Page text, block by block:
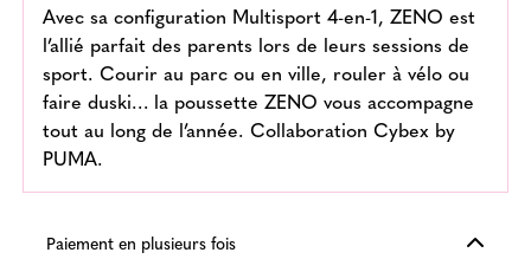
Avec sa configuration Multisport 4-en-1, ZENO est
l’allié parfait des parents lors de leurs sessions de
sport. Courir au parc ou en ville, rouler à vélo ou
faire duski… la poussette ZENO vous accompagne
tout au long de l’année. Collaboration Cybex by
PUMA.
Paiement en plusieurs fois